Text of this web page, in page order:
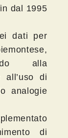
dal 1995
dati per
alla
all’uso di
analogie
di